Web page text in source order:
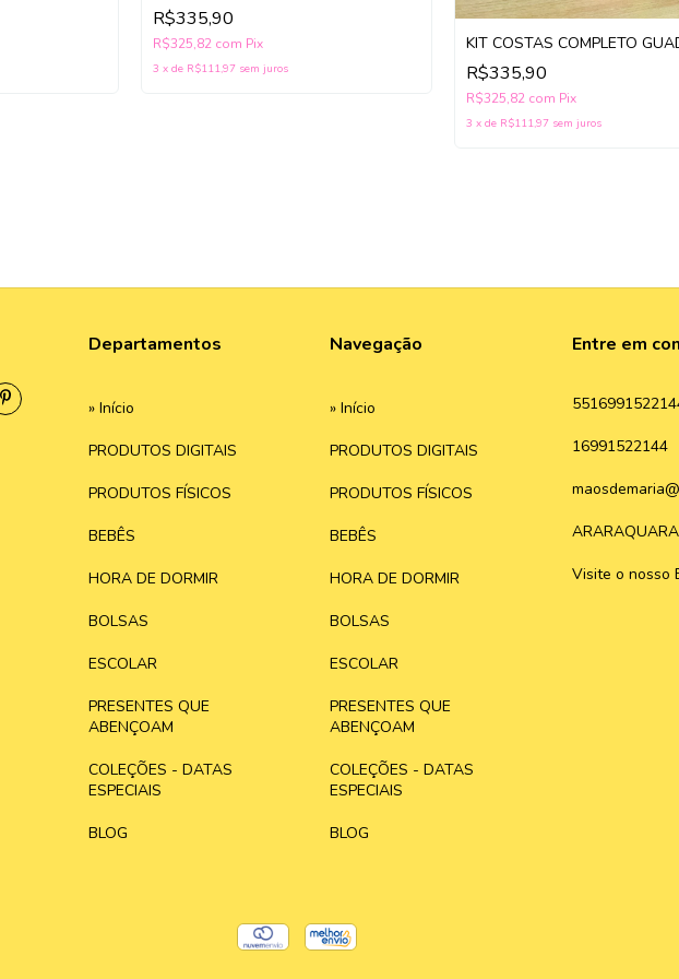
R$335,90
R$325,82 com Pix
3 xde R$111,97 sem juros
KIT COSTAS COMPLETO
R$335,90
R$325,82 com Pix
3 x de R$111,97 sem juros
Departamentos
» Início
PRODUTOS DIGITAIS
PRODUTOS FÍSICOS
BEBÊS
HORA DE DORMIR
BOLSAS
ESCOLAR
PRESENTES QUE
ABENÇOAM
COLEÇÕES - DATAS
ESPECIAIS
BLOG
Navegação
» Início
PRODUTOS DIGITAIS
PRODUTOS FÍSICOS
BEBÊS
HORA DE DORMIR
BOLSAS
ESCOLAR
PRESENTES QUE
ABENÇOAM
COLEÇÕES - DATAS
ESPECIAIS
BLOG
Entre em
16991522144
Visite o nosso